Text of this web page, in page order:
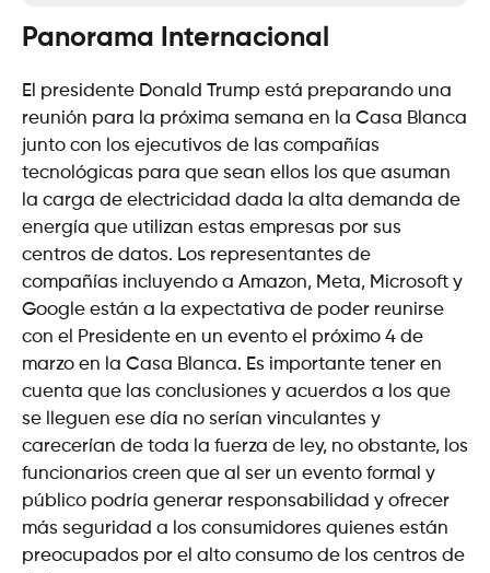
Panorama Internacional
El presidente Donald Trump está preparando una
reunión para la próxima semana en la Casa Blanca
junto con los ejecutivos de las compañías
tecnológicas para que sean ellos los que asuman
la carga de electricidad dada la alta demanda de
energía que utilizan estas empresas por sus
centros de datos. Los representantes de
compañías incluyendo a Amazon, Meta, Microsoft y
Google están a la expectativa de poder reunirse
con el Presidente en un evento el próximo 4 de
marzo en la Casa Blanca. Es importante tener en
cuenta que las conclusiones y acuerdos a los que
se lleguen ese día no serían vinculantes y
carecerían de toda la fuerza de ley, no obstante, los
funcionarios creen que al ser un evento formal y
público podría generar responsabilidad y ofrecer
más seguridad a los consumidores quienes están
preocupados por el alto consumo de los centros de